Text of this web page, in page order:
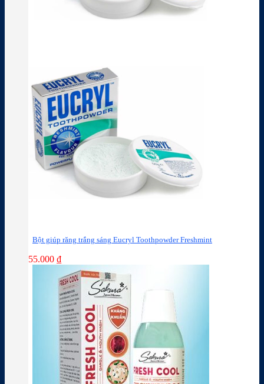
Bột giúp răng trắng sáng Eucryl Toothpowder Freshmint
55.000 ₫